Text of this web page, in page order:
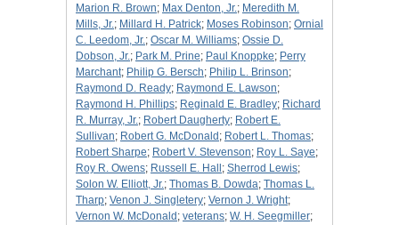
Marion R. Brown; Max Denton, Jr.; Meredith M.
Mills, Jr.; Millard H. Patrick; Moses Robinson; Ornial
C. Leedom, Jr.; Oscar M. Williams; Ossie D.
Dobson, Jr.; Park M. Prine; Paul Knoppke; Perry
Marchant; Philip G. Bersch; Philip L. Brinson;
Raymond D. Ready; Raymond E. Lawson;
Raymond H. Phillips; Reginald E. Bradley; Richard
R. Murray, Jr.; Robert Daugherty; Robert E.
Sullivan; Robert G. McDonald ; Robert L. Thomas;
Robert Sharpe; Robert V. Stevenson; Roy L. Saye;
Roy R. Owens; Russell E. Hall ; Sherrod Lewis;
Solon W. Elliott, Jr.; Thomas B. Dowda; Thomas L.
Tharp; Venon J. Singletery; Vernon J. Wright;
Vernon W. McDonald ; veterans; W. H. Seegmiller;